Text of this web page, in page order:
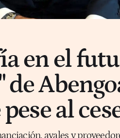
en el
al
avales y